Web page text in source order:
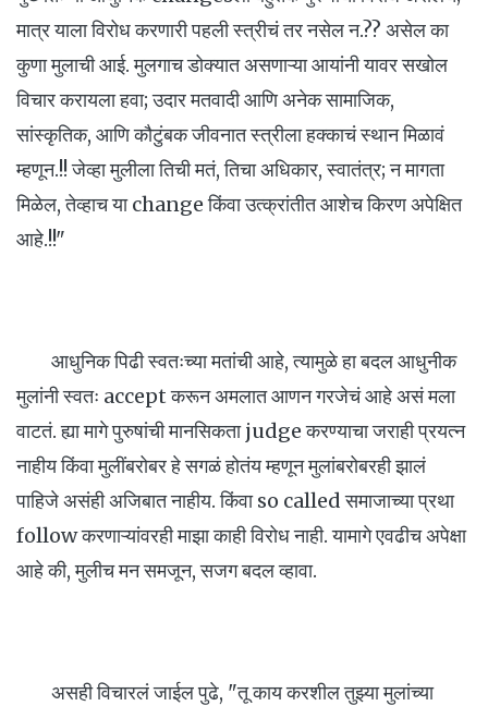
मात्र याला विरोध करणारी पहली स्त्रीचं तर नसेल न.?? असेल का
कुणा मुलाची आई. मुलगाच डोक्यात असणाऱ्या आयांनी यावर सखोल
विचार करायला हवा; उदार मतवादी आणि अनेक सामाजिक,
सांस्कृतिक, आणि कौटुंबक जीवनात स्त्रीला हक्काचं स्थान मिळावं
म्हणून.!! जेव्हा मुलीला तिची मतं, तिचा अधिकार, स्वातंत्र; न मागता
मिळेल, तेव्हाच या change किंवा उत्क्रांतीत आशेच किरण अपेक्षित
आहे.!!"
आधुनिक पिढी स्वतःच्या मतांची आहे, त्यामुळे हा बदल आधुनीक
मुलांनी स्वतः accept करून अमलात आणन गरजेचं आहे असं मला
वाटतं. ह्या मागे पुरुषांची मानसिकता judge करण्याचा जराही प्रयत्न
नाहीय किंवा मुलींबरोबर हे सगळं होतंय म्हणून मुलांबरोबरही झालं
पाहिजे असंही अजिबात नाहीय. किंवा so called समाजाच्या प्रथा
follow करणाऱ्यांवरही माझा काही विरोध नाही. यामागे एवढीच अपेक्षा
आहे की, मुलीच मन समजून, सजग बदल व्हावा.
असही विचारलं जाईल पुढे, "तू काय करशील तुझ्या मुलांच्या